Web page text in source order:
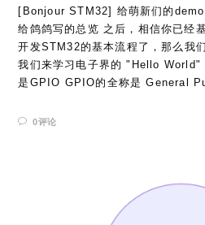
[Bonjour STM32] 给萌新们的
给鸽鸽写的总览 之后，相信你已经
开发STM32的基本流程了，那么我
我们来学习电子界的 "Hello World"
是GPIO GPIO的全称是 General
0评论